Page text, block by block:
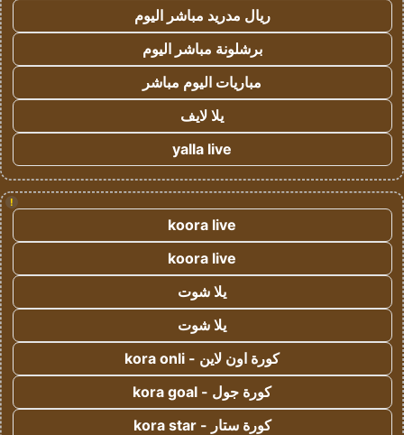
ريال مدريد مباشر اليوم
برشلونة مباشر اليوم
مباريات اليوم مباشر
يلا لايف
yalla live
!
koora live
koora live
يلا شوت
يلا شوت
كورة اون لاين - kora onli
كورة جول - kora goal
كورة ستار - kora star